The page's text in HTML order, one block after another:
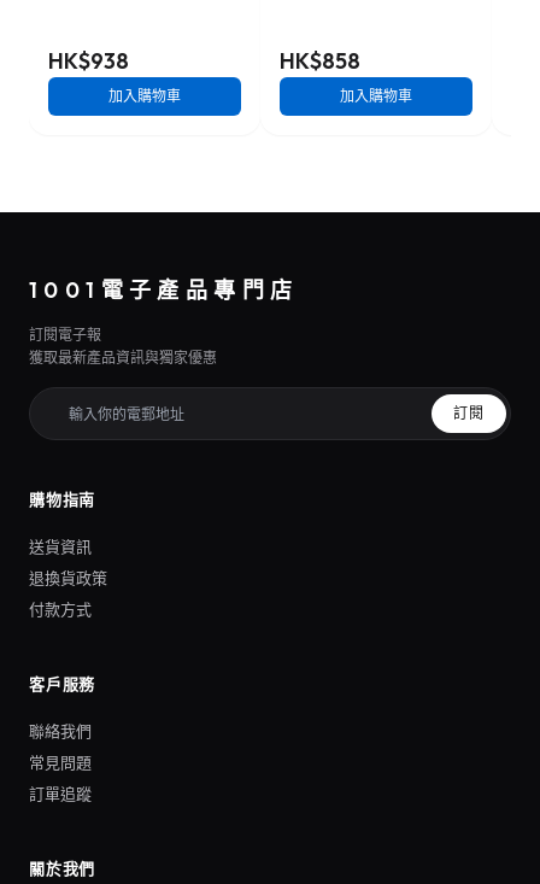
HK$938
加入購物車
HK$858
加入購物車
1001電子產品專門店
訂閱電子報
獲取最新產品資訊與獨家優惠
訂閱
購物指南
送貨資訊
退換貨政策
付款方式
客戶服務
聯絡我們
常見問題
訂單追蹤
關於我們